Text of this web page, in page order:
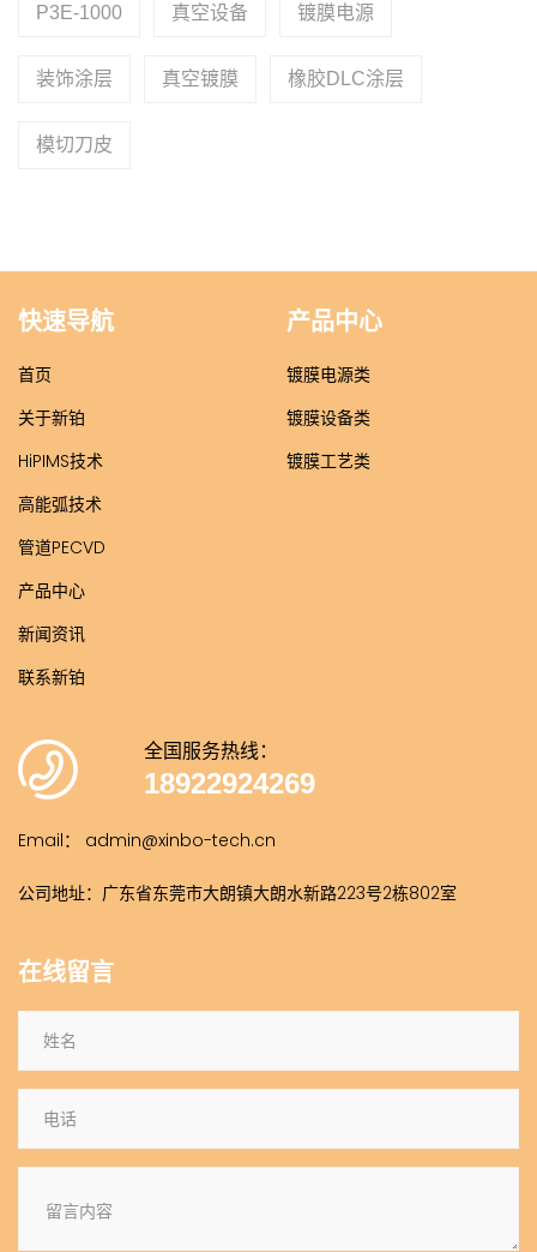
P3E-1000 真空设备 镀膜电源
装饰涂层 真空镀膜 橡胶DLC涂层
模切刀皮
快速导航
首页
关于新铂
HiPIMS技术
高能弧技术
管道PECVD
产品中心
新闻资讯
联系新铂
产品中心
镀膜电源类
镀膜设备类
镀膜工艺类
全国服务热线：
18922924269
Email： admin@xinbo-tech.cn
公司地址：广东省东莞市大朗镇大朗水新路223号2栋802室
在线留言